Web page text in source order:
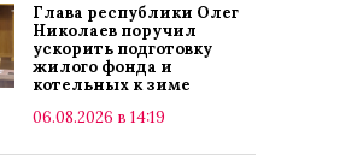
Глава республики Олег
Николаев поручил
ускорить подготовку
жилого фонда и
котельных к зиме
06.08.2026 в 14:19